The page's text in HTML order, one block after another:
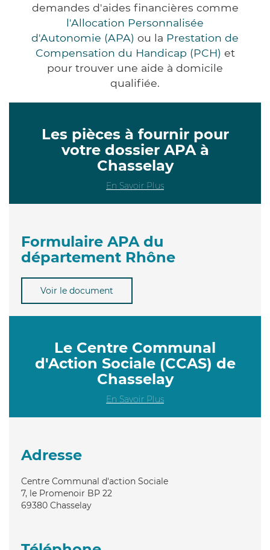
demandes d'aides financières comme
l'Allocation Personnalisée
d'Autonomie (APA) ou la Prestation de
Compensation du Handicap (PCH) et
pour trouver une aide à domicile
qualifiée.
Les pièces à fournir pour
votre dossier APA à
Chasselay
En Savoir Plus
Formulaire APA du
département Rhône
Voir le document
Le Centre Communal
d'Action Sociale (CCAS) de
Chasselay
En Savoir Plus
Adresse
Centre Communal d'action Sociale
7, le Promenoir BP 22
69380 Chasselay